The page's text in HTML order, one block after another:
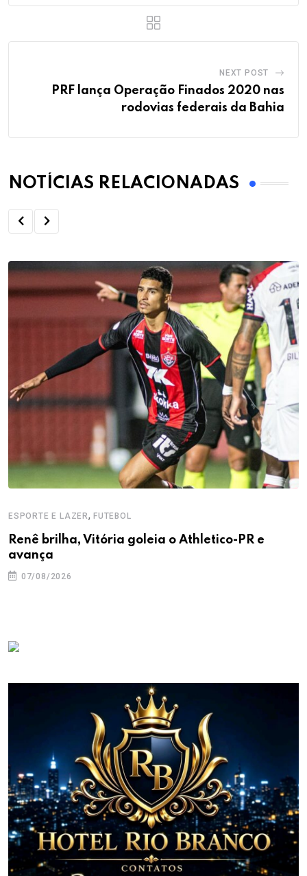
NEXT POST
PRF lança Operação Finados 2020 nas
rodovias federais da Bahia
NOTÍCIAS RELACIONADAS
ESPORTE E LAZER, FUTEBOL
Renê brilha, Vitória goleia o Athletico-PR e
avança
07/08/2026